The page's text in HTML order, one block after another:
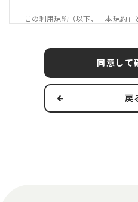
この利用規約（以下、「本規約
ンショップ「MOGUストア 本
下、「本サービス」といいます。
本規約の適用範囲および変更
規約を変更する必要が生じ
規約を変更することができま
同意して
戻